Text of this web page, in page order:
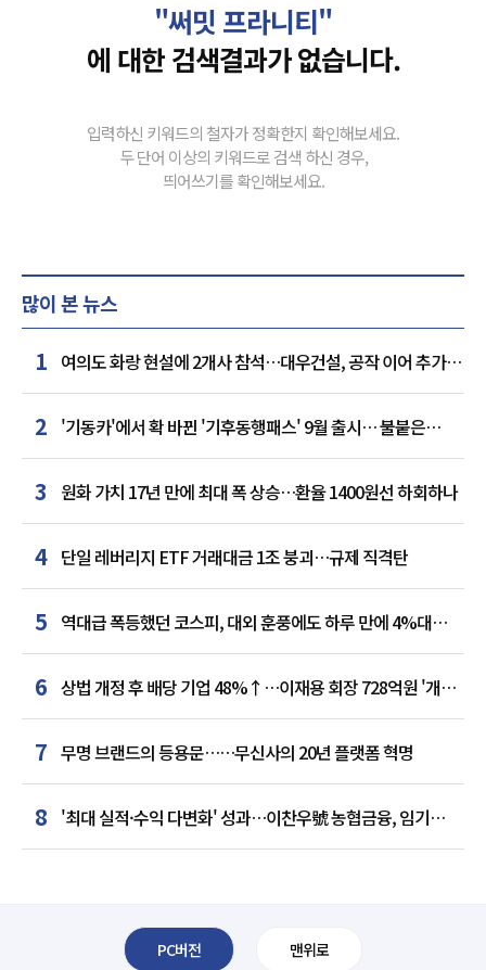
"써밋 프라니티"
에 대한 검색결과가 없습니다.
입력하신 키워드의 철자가 정확한지 확인해보세요.
두 단어 이상의 키워드로 검색 하신 경우,
띄어쓰기를 확인해보세요.
많이 본 뉴스
1 여의도 화랑 현설에 2개사 참석…대우건설, 공작 이어 추가
거점 확보하나
2 '기동카'에서 확 바뀐 '기후동행패스' 9월 출시… 불붙은
카드사 경쟁
3 원화 가치 17년 만에 최대 폭 상승…환율 1400원선 하회하나
4 단일 레버리지 ETF 거래대금 1조 붕괴…규제 직격탄
5 역대급 폭등했던 코스피, 대외 훈풍에도 하루 만에 4%대
급락
6 상법 개정 후 배당 기업 48%↑…이재용 회장 728억원 '개인
최다'
7 무명 브랜드의 등용문……무신사의 20년 플랫폼 혁명
8 '최대 실적·수익 다변화' 성과…이찬우號 농협금융, 임기
말년 성장 박차
PC버전 맨위로